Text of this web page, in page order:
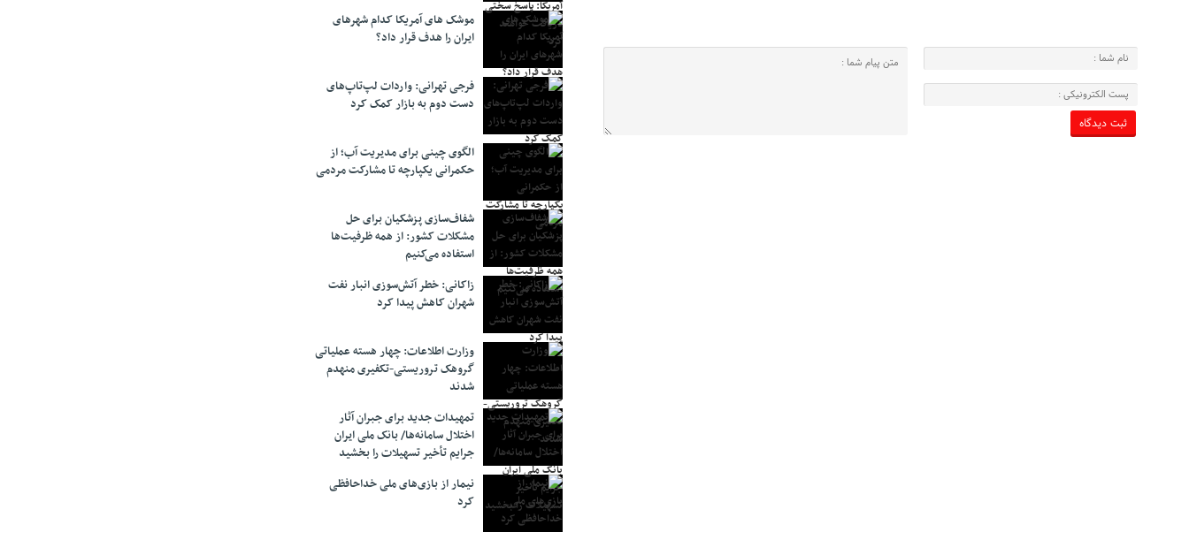
موشک های آمریکا کدام شهرهای
ایران را هدف قرار داد؟
فرجی تهرانی: واردات لپ‌تاپ‌های
دست دوم به بازار کمک کرد
الگوی چینی برای مدیریت آب؛ از
حکمرانی یکپارچه تا مشارکت مردمی
شفاف‌سازی پزشکیان برای حل
مشکلات کشور: از همه ظرفیت‌ها
استفاده می‌کنیم
زاکانی: خطر آتش‌سوزی انبار نفت
شهران کاهش پیدا کرد
وزارت اطلاعات: چهار هسته‌ عملیاتی
گروهک‌ تروریستی-تکفیری منهدم
شدند
تمهیدات جدید برای جبران آثار
اختلال سامانه‌ها/ بانک ملی ایران
جرایم تأخیر تسهیلات را بخشید
نیمار از بازی‌های ملی خداحافظی
کرد